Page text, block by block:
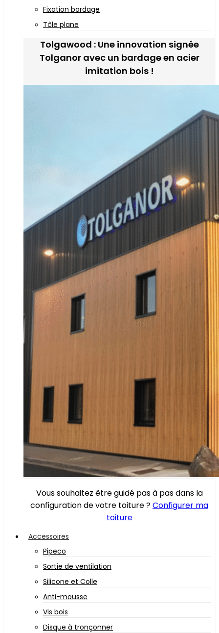
Fixation bardage
Tôle plane
Tolgawood : Une innovation signée
Tolganor avec un bardage en acier
imitation bois !
Vous souhaitez être guidé pas à pas dans la
configuration de votre toiture ?Configurer ma
toiture
Accessoires
Pipeco
Sortie de ventilation
Silicone et Colle
Anti-mousse
Vis bois
Disque à tronçonner